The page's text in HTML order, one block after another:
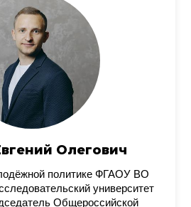
Олегович
политике ФГАОУ ВО
университет
Общероссийской